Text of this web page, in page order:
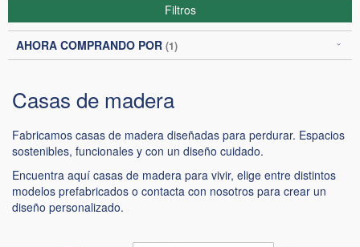
Casas de madera
Fabricamos casas de madera diseñadas para perdurar. Espacios
sostenibles, funcionales y con un diseño cuidado.
Encuentra aquí casas de madera para vivir, elige entre distintos
modelos prefabricados o contacta con nosotros para crear un
diseño personalizado.
Filtros
AHORA COMPRANDO POR